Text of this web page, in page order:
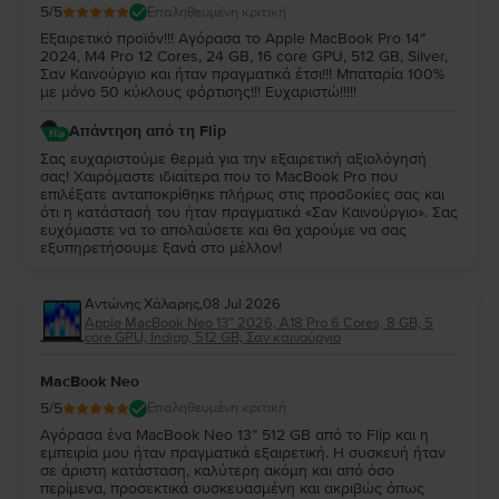
5/5 Επαληθευμένη κριτική
Εξαιρετικό προϊόν!!! Αγόρασα το Apple MacBook Pro 14″
2024, M4 Pro 12 Cores, 24 GB, 16 core GPU, 512 GB, Silver,
Σαν Καινούργιο και ήταν πραγματικά έτσι!!! Μπαταρία 100%
με μόνο 50 κύκλους φόρτισης!!! Ευχαριστώ!!!!!
Απάντηση από τη Flip
Σας ευχαριστούμε θερμά για την εξαιρετική αξιολόγησή
σας! Χαιρόμαστε ιδιαίτερα που το MacBook Pro που
επιλέξατε ανταποκρίθηκε πλήρως στις προσδοκίες σας και
ότι η κατάστασή του ήταν πραγματικά «Σαν Καινούργιο». Σας
ευχόμαστε να το απολαύσετε και θα χαρούμε να σας
εξυπηρετήσουμε ξανά στο μέλλον!
Αντώνης Χάλαρης,08 Jul 2026
Apple MacBook Neo 13″ 2026, A18 Pro 6 Cores, 8 GB, 5
core GPU, Indigo, 512 GB, Σαν καινούργιο
MacBook Neo
5/5 Επαληθευμένη κριτική
Αγόρασα ένα MacBook Neo 13” 512 GB από το Flip και η
εμπειρία μου ήταν πραγματικά εξαιρετική. Η συσκευή ήταν
σε άριστη κατάσταση, καλύτερη ακόμη και από όσο
περίμενα, προσεκτικά συσκευασμένη και ακριβώς όπως